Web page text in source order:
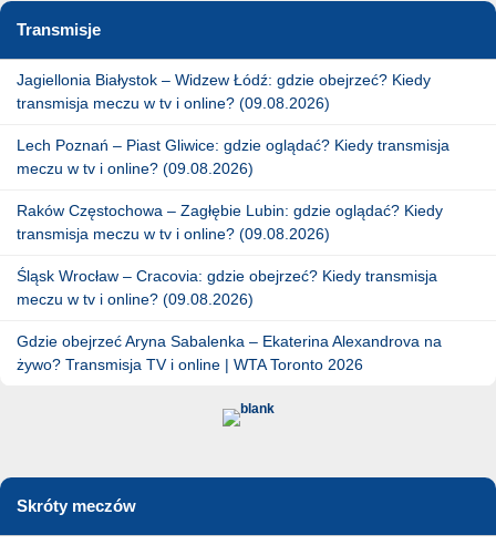
Transmisje
Jagiellonia Białystok – Widzew Łódź: gdzie obejrzeć? Kiedy
transmisja meczu w tv i online? (09.08.2026)
Lech Poznań – Piast Gliwice: gdzie oglądać? Kiedy transmisja
meczu w tv i online? (09.08.2026)
Raków Częstochowa – Zagłębie Lubin: gdzie oglądać? Kiedy
transmisja meczu w tv i online? (09.08.2026)
Śląsk Wrocław – Cracovia: gdzie obejrzeć? Kiedy transmisja
meczu w tv i online? (09.08.2026)
Gdzie obejrzeć Aryna Sabalenka – Ekaterina Alexandrova na
żywo? Transmisja TV i online | WTA Toronto 2026
Skróty meczów